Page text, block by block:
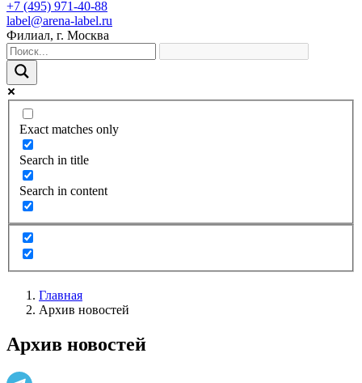
+7 (495) 971-40-88
label@arena-label.ru
Филиал, г. Москва
Exact matches only
Search in title
Search in content
Главная
Архив новостей
Архив новостей